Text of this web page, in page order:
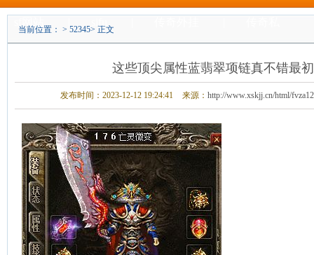
当前位置： > 52345> 正文
这些顶尖属性蓝翡翠项链真不错最
发布时间：2023-12-12 19:24:41 来源： http://www.xskjj.cn/html/